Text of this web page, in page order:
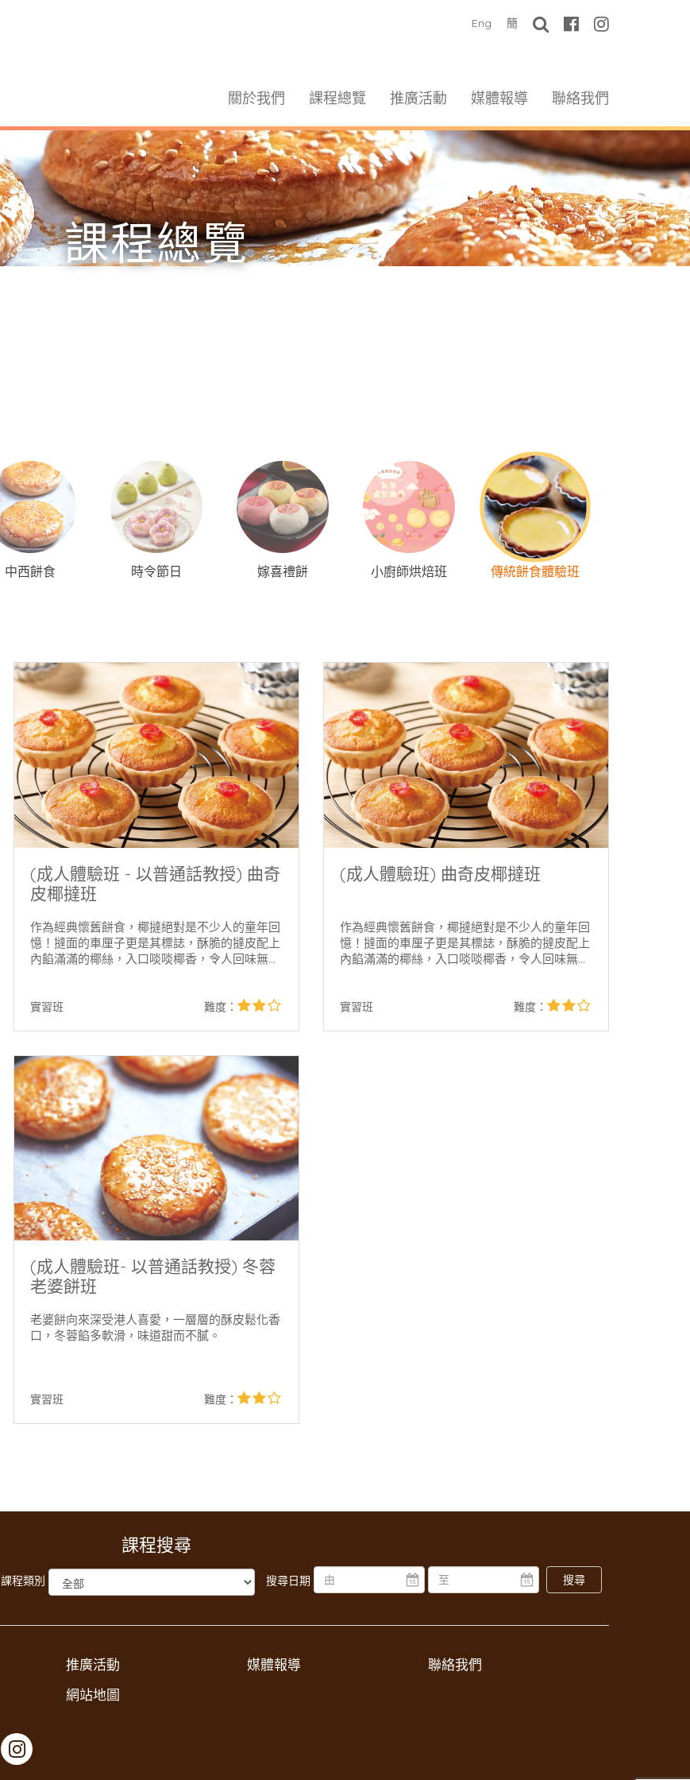
Eng 簡
關於我們 課程總覽 推廣活動 媒體報導 聯絡我們
課程總覽
中西餅食 時令節日 嫁喜禮餅 小廚師烘焙班 傳統餅食體驗班
(成人體驗班 - 以普通話教授) 曲奇
皮椰撻班
作為經典懷舊餅食，椰撻絕對是不少人的童年回
憶！撻面的車厘子更是其標誌，酥脆的撻皮配上
內餡滿滿的椰絲，入口啖啖椰香，令人回味無
實習班 難度：
(成人體驗班) 曲奇皮椰撻班
作為經典懷舊餅食，椰撻絕對是不少人的童年回
憶！撻面的車厘子更是其標誌，酥脆的撻皮配上
內餡滿滿的椰絲，入口啖啖椰香，令人回味無
實習班 難度：
(成人體驗班- 以普通話教授) 冬蓉
老婆餅班
老婆餅向來深受港人喜愛，一層層的酥皮鬆化香
口，冬蓉餡多軟滑，味道甜而不膩。
實習班 難度：
課程搜尋
課程類別 搜尋日期 搜尋
推廣活動 媒體報導
聯絡我們
網站地圖